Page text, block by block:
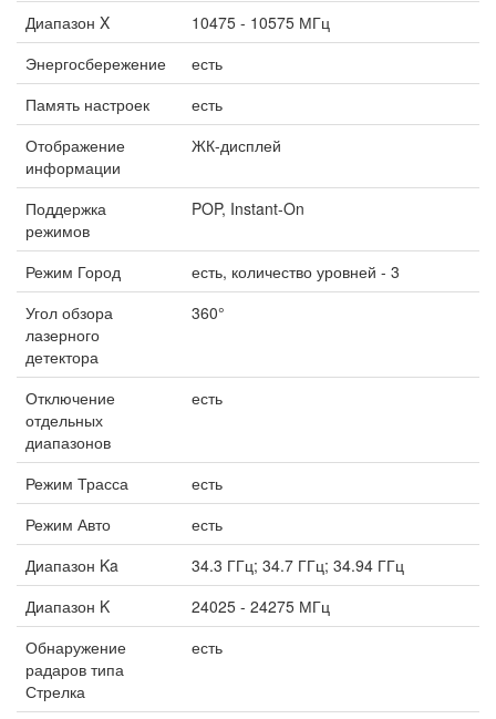
Диапазон X
10475 - 10575 МГц
Энергосбережение
есть
Память настроек
есть
Отображение
информации
ЖК-дисплей
Поддержка
режимов
POP, Instant-On
Режим Город
есть, количество уровней - 3
Угол обзора
лазерного
детектора
360°
Отключение
отдельных
диапазонов
есть
Режим Трасса
есть
Режим Авто
есть
Диапазон Ka
34.3 ГГц; 34.7 ГГц; 34.94 ГГц
Диапазон K
24025 - 24275 МГц
Обнаружение
радаров типа
Стрелка
есть